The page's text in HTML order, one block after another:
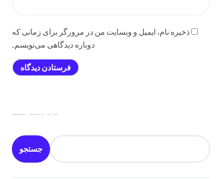
ذخیره نام، ایمیل و وبسایت من در مرورگر برای زمانی که
دوباره دیدگاهی می‌نویسم.
جستجو
جستجو